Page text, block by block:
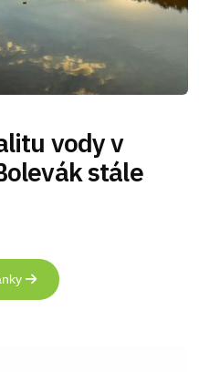
vody v
stále